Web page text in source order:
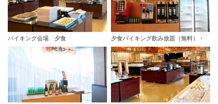
バイキング会場 夕食 夕食バイキング飲み放題（無料）・